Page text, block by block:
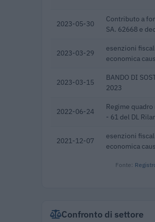
2023-05-30
Contributo a
SA. 62668 e
2023-03-29
esenzioni
economica
2023-03-15
BANDO DI
2023
2022-06-24
Regime
- 61 del DL
2021-12-07
esenzioni
economica
Fonte:
Confronto di settore